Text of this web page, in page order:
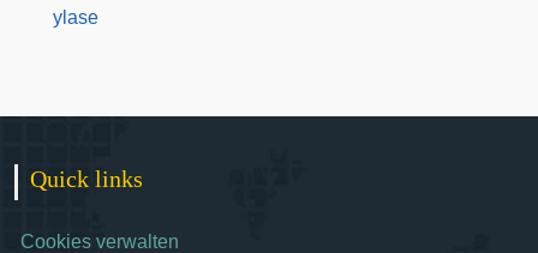
ylase
Quick links
Cookies verwalten